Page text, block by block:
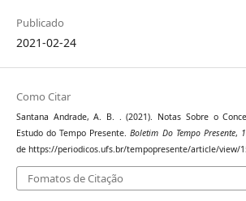
Publicado
2021-02-24
Como Citar
Santana Andrade, A. B. . (2021). Notas Sobre o
Estudo do Tempo Presente.Boletim Do Tempo Presente,
de https://periodicos.ufs.br/tempopresente/article/view/
Fomatos de Citação